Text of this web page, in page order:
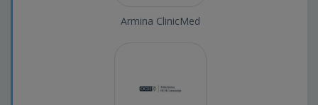
Armina ClinicMed